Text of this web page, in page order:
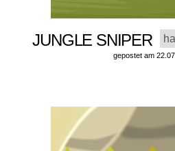
JUNGLE SNIPER
gepostet am